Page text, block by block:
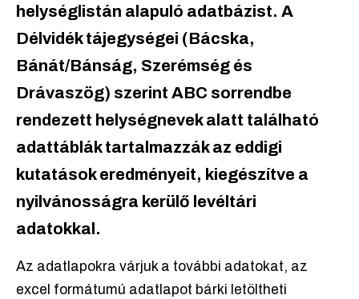
helységlistán alapuló adatbázist. A
Délvidék tájegységei (Bácska,
Bánát/Bánság, Szerémség és
Drávaszög) szerint ABC sorrendbe
rendezett helységnevek alatt található
adattáblák tartalmazzák az eddigi
kutatások eredményeit, kiegészítve a
nyilvánosságra kerülő levéltári
adatokkal.
Az adatlapokra várjuk a további adatokat, az
excel formátumú adatlapot bárki letöltheti